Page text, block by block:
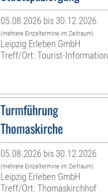
05.08.2026 bis 30.12.2026
(mehrere Einzeltermine im Zeitraum)
Leipzig Erleben GmbH
Treff/Ort: Tourist-Information
Turmführung
Thomaskirche
05.08.2026 bis 30.12.2026
(mehrere Einzeltermine im Zeitraum)
Leipzig Erleben GmbH
Treff/Ort: Thomaskirchhof